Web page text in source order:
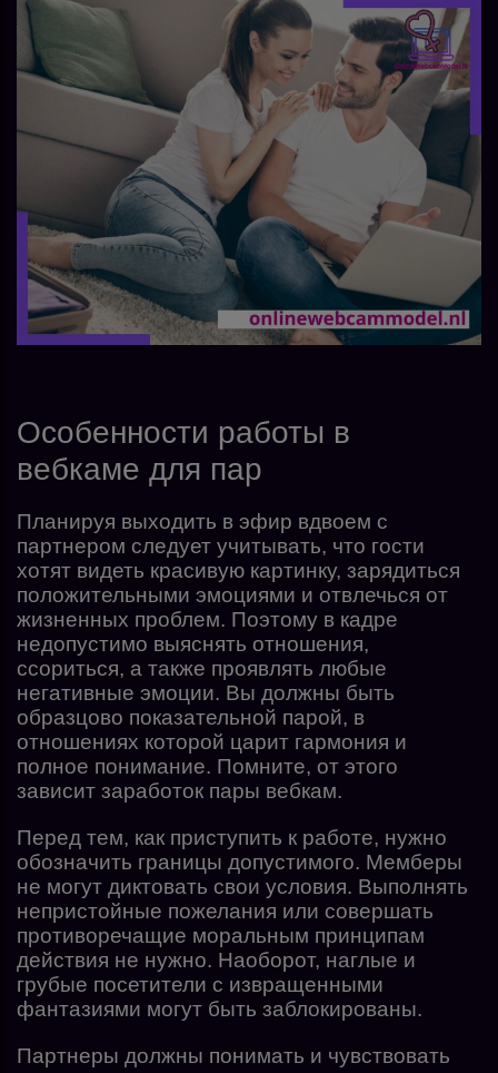
Особенности работы в
вебкаме для пар
Планируя выходить в эфир вдвоем с
партнером следует учитывать, что гости
хотят видеть красивую картинку, зарядиться
положительными эмоциями и отвлечься от
жизненных проблем. Поэтому в кадре
недопустимо выяснять отношения,
ссориться, а также проявлять любые
негативные эмоции. Вы должны быть
образцово показательной парой, в
отношениях которой царит гармония и
полное понимание. Помните, от этого
зависит заработок пары вебкам.
Перед тем, как приступить к работе, нужно
обозначить границы допустимого. Мемберы
не могут диктовать свои условия. Выполнять
непристойные пожелания или совершать
противоречащие моральным принципам
действия не нужно. Наоборот, наглые и
грубые посетители с извращенными
фантазиями могут быть заблокированы.
Партнеры должны понимать и чувствовать